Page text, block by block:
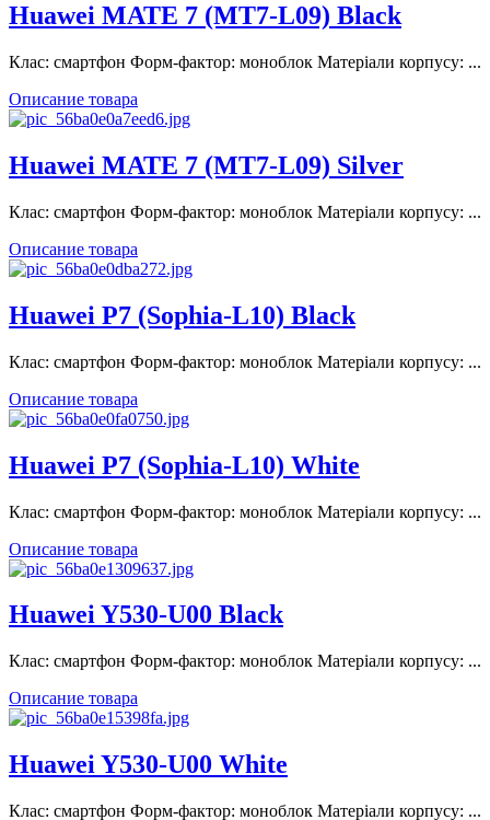
Huawei MATE 7 (MT7-L09) Black
Клас: смартфон Форм-фактор: моноблок Матеріали корпусу: ...
Описание товара
Huawei MATE 7 (MT7-L09) Silver
Клас: смартфон Форм-фактор: моноблок Матеріали корпусу: ...
Описание товара
Huawei P7 (Sophia-L10) Black
Клас: смартфон Форм-фактор: моноблок Матеріали корпусу: ...
Описание товара
Huawei P7 (Sophia-L10) White
Клас: смартфон Форм-фактор: моноблок Матеріали корпусу: ...
Описание товара
Huawei Y530-U00 Black
Клас: смартфон Форм-фактор: моноблок Матеріали корпусу: ...
Описание товара
Huawei Y530-U00 White
Клас: смартфон Форм-фактор: моноблок Матеріали корпусу: ...